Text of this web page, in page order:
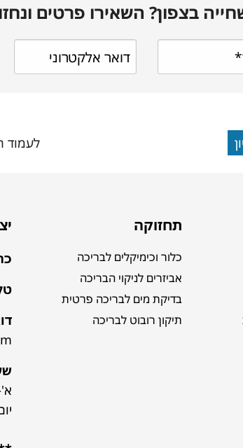
בצפון? השאירו פרטים
לעמוד
תחזוקה
כלור וכימיקלים לבריכה
אביזרים לניקוי הבריכה
בדיקת מים לבריכה פרטית
תיקון רובוט לבריכה
א'-ה':
יום